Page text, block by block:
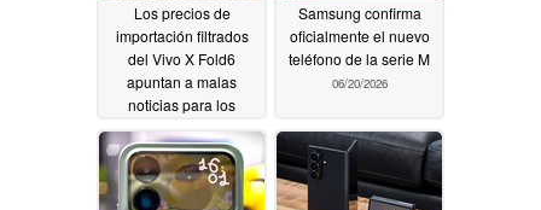
Los precios de
importación filtrados
del Vivo X Fold6
apuntan a malas
noticias para los
compradores del
Samsung Galaxy Z
Fold 8 Ultra en julio
06/20/2026
Samsung confirma
oficialmente el nuevo
teléfono de la serie M
06/20/2026